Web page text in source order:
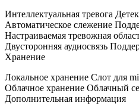
Интеллектуальная тревога
Автоматическое слежение
Настраиваемая тревожная
Двусторонняя аудиосвязь
Хранение
Локальное хранение Слот для
Облачное хранение Облачный
Дополнительная информация